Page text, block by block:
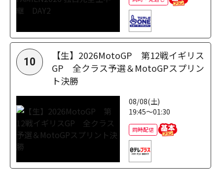
10
【生】2026MotoGP 第12戦イギリス
GP 全クラス予選＆MotoGPスプリン
ト決勝
08/08(土)
19:45～01:30
同時配信